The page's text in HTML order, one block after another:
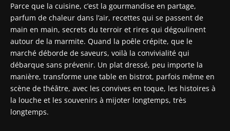
Parce que la cuisine, c’est la gourmandise en partage,
parfum de chaleur dans l’air, recettes qui se passent de
main en main, secrets du terroir et rires qui dégoulinent
autour de la marmite. Quand la poêle crépite, que le
marché déborde de saveurs, voilà la convivialité qui
débarque sans prévenir. Un plat dressé, peu importe la
manière, transforme une table en bistrot, parfois même en
scène de théâtre, avec les convives en toque, les histoires à
la louche et les souvenirs à mijoter longtemps, très
longtemps.